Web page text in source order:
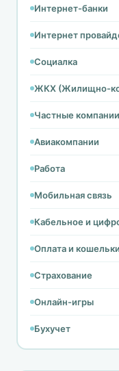
Интернет-банки
Интернет
Социалка
ЖКХ (Жилищно-
Частные компании
Авиакомпании
Работа
Мобильная связь
Кабельное и
Оплата и кошельки
Страхование
Онлайн-игры
Бухучет